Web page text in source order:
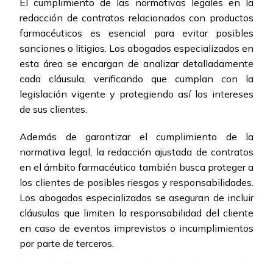
El cumplimiento de las normativas legales en la
redacción de contratos relacionados con productos
farmacéuticos es esencial para evitar posibles
sanciones o litigios. Los abogados especializados en
esta área se encargan de analizar detalladamente
cada cláusula, verificando que cumplan con la
legislación vigente y protegiendo así los intereses
de sus clientes.
Además de garantizar el cumplimiento de la
normativa legal, la redacción ajustada de contratos
en el ámbito farmacéutico también busca proteger a
los clientes de posibles riesgos y responsabilidades.
Los abogados especializados se aseguran de incluir
cláusulas que limiten la responsabilidad del cliente
en caso de eventos imprevistos o incumplimientos
por parte de terceros.